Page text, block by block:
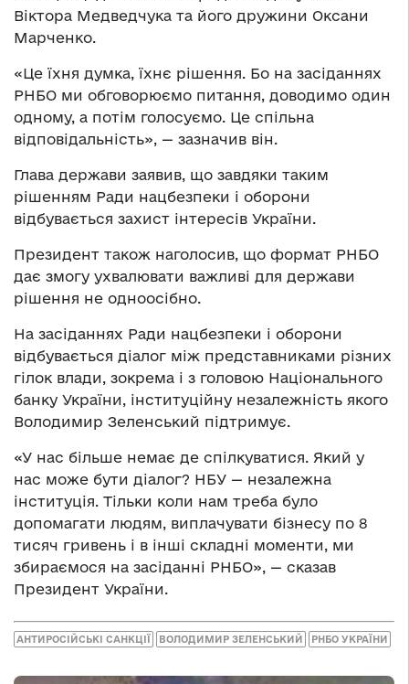
Віктора Медведчука та його дружини Оксани
Марченко.
«Це їхня думка, їхнє рішення. Бо на засіданнях
РНБО ми обговорюємо питання, доводимо один
одному, а потім голосуємо. Це спільна
відповідальність», — зазначив він.
Глава держави заявив, що завдяки таким
рішенням Ради нацбезпеки і оборони
відбувається захист інтересів України.
Президент також наголосив, що формат РНБО
дає змогу ухвалювати важливі для держави
рішення не одноосібно.
На засіданнях Ради нацбезпеки і оборони
відбувається діалог між представниками різних
гілок влади, зокрема і з головою Національного
банку України, інституційну незалежність якого
Володимир Зеленський підтримує.
«У нас більше немає де спілкуватися. Який у
нас може бути діалог? НБУ — незалежна
інституція. Тільки коли нам треба було
допомагати людям, виплачувати бізнесу по 8
тисяч гривень і в інші складні моменти, ми
збираємося на засіданні РНБО», — сказав
Президент України.
АНТИРОСІЙСЬКІ САНКЦІЇ ВОЛОДИМИР ЗЕЛЕНСЬКИЙ РНБО УКРАЇНИ